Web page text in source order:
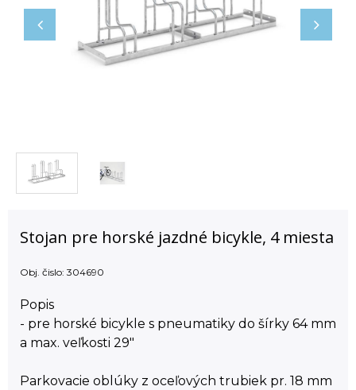
Stojan pre horské jazdné bicykle, 4 miesta
Obj. čislo: 304690
Popis
- pre horské bicykle s pneumatiky do šírky 64 mm
a max. veľkosti 29"
Parkovacie oblúky z oceľových trubiek pr. 18 mm